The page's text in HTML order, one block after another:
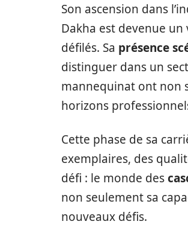
Son ascension dans
Dakha est devenue
défilés. Sa présence
distinguer dans un
mannequinat ont non
horizons
Cette phase de sa
exemplaires, des
défi : le monde des
non seulement sa
nouveaux défis.